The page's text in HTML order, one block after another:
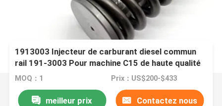
1913003 Injecteur de carburant diesel commun
rail 191-3003 Pour machine C15 de haute qualité
MOQ：1 Prix：US$200-$433
meilleur prix Contactez nous